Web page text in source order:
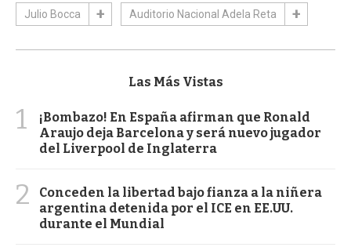
Julio Bocca Auditorio Nacional Adela Reta
Las Más Vistas
1
¡Bombazo! En España afirman que Ronald
Araujo deja Barcelona y será nuevo jugador
del Liverpool de Inglaterra
2
Conceden la libertad bajo fianza a la niñera
argentina detenida por el ICE en EE.UU.
durante el Mundial